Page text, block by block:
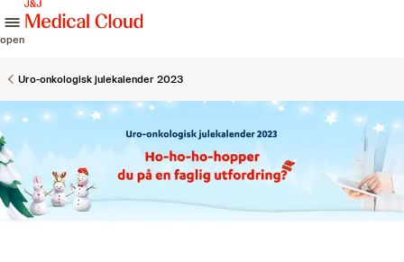
open
Uro-onkologisk julekalender 2023